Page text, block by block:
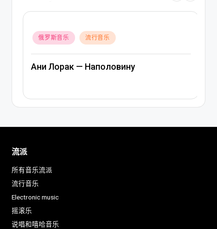
Posted俄罗斯音乐 流行音乐
Ани Лорак — Наполовину
流派
所有音乐流派
流行音乐
Electronic music
摇滚乐
说唱和嘻哈音乐